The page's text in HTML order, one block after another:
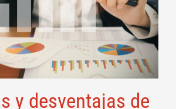
y desventajas de